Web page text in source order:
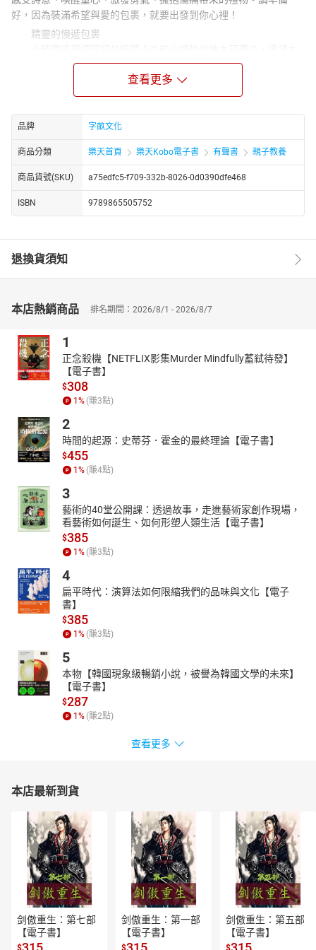
好，因為裝滿希望與愛的包裹，就要出發到你心裡！
精靈的慢遞包裹
家回學校參加聖誕趴踢。充滿祝福的包裹，能不能順利送達每位小
樹天使與小女孩
樹天使決定要去說說那個沒有禮貌的小女孩，怎麼可以碰面不
打招呼，也不微笑呢！ 只是，為什麼小女孩還是眼睛眨也不眨，就
連頭髮都紋風不動？
復活節彩蛋的祕密
夢境小天使，每一年都用神奇的禮物，和平平交換復活節彩
是誰在伊比的信箱裡，塞了一片閃耀著藍色星光的星光落葉，送來
〈落葉詩集第四號信〉呢？
深夜兩點五十二分，小諭總是會從惡夢中回到現實。夢境裡，
直到這一天，小諭發現口袋裡有一個可以阻擋野人的法寶……
勿忘我花精靈
花神圈出的第三十三座花園中央，有一棵紅檜，有一百零三種
玫瑰花，九十九顆罕見的茶花，就連葫蘆瓜也大剌剌的進駐。不
對，好像還少了什麼重要的東西？！
野丫頭與狼
誰家門外的桂花樹幹上，綁著一隻喵喵叫的看門狼？生性野蠻
的狼，為何會被套上項圈，不吃肉、只吃狗糧呢？看看野丫頭與
狼，如何鬥智也鬥勇。
最後一根稻草
昆德拉是駱駝商隊中最強壯、負重力最強那一個。但是，主人
從來就不喜歡他。不公平的待遇就像一根根輕盈稻草，落在昆德拉
｜作者介紹｜
王家珍
澎湖人，在純樸野性的澎湖，度過童年逍遙時光。負笈臺北念
大學時，為了賺零用錢而開始寫作，許下了當作家的夢想。目前定
居台北，寫童話娛樂自己和喜歡童話的大小孩子。
《孩子王．老虎》榮獲《中國時報》「開卷」年度最佳童書獎
和大陸宋慶齡兒童文學獎。《鼠牛虎兔》榮獲《聯合報》「讀書
人」年度最佳童書獎、金鼎獎最佳圖畫書獎。《龍蛇馬羊》榮獲好
書大家讀年度最佳少年兒童讀物獎。《虎姑婆》榮獲2006年金蝶
獎。多次入選好書大家讀，及行政院新聞局中小學優良課外讀物。
｜朗讀者介紹｜
從2010年起，開辦好聽的聲音培訓營，教說話、教表達，同時，加
感人肺腑。2016年9月正式更名為「新傳媒學苑」，致力於培訓媒
體相關專業與技能。
黃千庭：2018年畢業於靜宜大學英國語文學系及西班牙語文學系。
並且在2017年完成台北市配音職業工會第19期的配音培訓，是個熱
愛語言學習、動畫電影、和聲音表演的社會萌新。現任中英自由譯
者及愛盲基金會有聲書志工。
查看更多
品牌 字畝文化
商品分類 樂天首頁 樂天Kobo電子書 有聲書 親子教養
商品貨號(SKU) a75edfc5-f709-332b-8026-0d0390dfe468
ISBN 9789865505752
退換貨須知
本店熱銷商品 排名期間：2026/8/1 - 2026/8/7
1
正念殺機【NETFLIX影集Murder Mindfully蓄弒待發】
【電子書】
$308
1 % (賺3點)
2
時間的起源：史蒂芬．霍金的最終理論【電子書】
$455
1 % (賺4點)
3
藝術的40堂公開課：透過故事，走進藝術家創作現場，
看藝術如何誕生、如何形塑人類生活【電子書】
$385
1 % (賺3點)
4
扁平時代：演算法如何限縮我們的品味與文化【電子
書】
$385
1 % (賺3點)
5
本物【韓國現象級暢銷小說，被譽為韓國文學的未來】
【電子書】
$287
1 % (賺2點)
查看更多
本店最新到貨
剑傲重生：第七部
【電子書】
剑傲重生：第一部
【電子書】
剑傲重生：第五部
【電子書】